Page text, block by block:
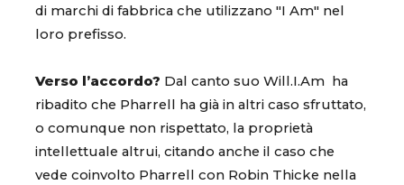
di marchi di fabbrica che utilizzano "I Am" nel
loro prefisso.
Verso l’accordo? Dal canto suo Will.I.Am ha
ribadito che Pharrell ha già in altri caso sfruttato,
o comunque non rispettato, la proprietà
intellettuale altrui, citando anche il caso che
vede coinvolto Pharrell con Robin Thicke nella